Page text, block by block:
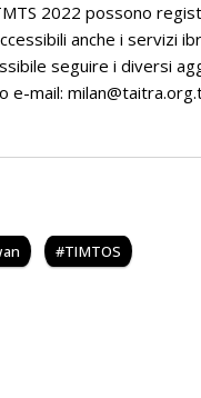
2022 possono
anche i servizi
seguire i diversi
e-mail:
TIMTOS